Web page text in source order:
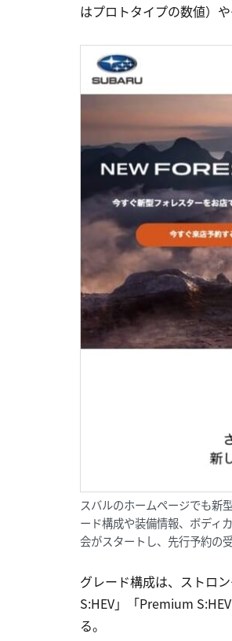
はプロトタイプの数値）
スバルのホームページでも新
ード構成や装備情報、ボディ
会がスタートし、先行予約の
グレード構成は、ストロ
S:HEV」「Premium
る。